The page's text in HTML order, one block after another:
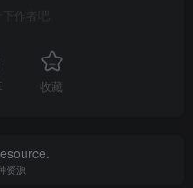
下作者吧
收藏
资源